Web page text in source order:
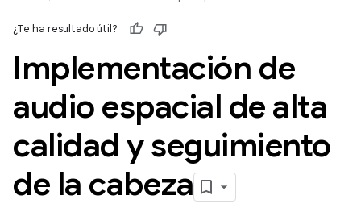
¿Te ha resultado útil?
Implementación de
audio espacial de alta
calidad y seguimiento
de la cabeza